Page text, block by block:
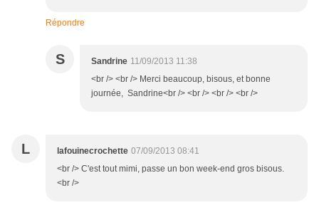
Répondre
S Sandrine 11/09/2013 11:38
<br /> <br /> Merci beaucoup, bisous, et bonne
journée, Sandrine<br /> <br /> <br /> <br />
L lafouinecrochette 07/09/2013 08:41
<br /> C'est tout mimi, passe un bon week-end gros bisous.
<br />